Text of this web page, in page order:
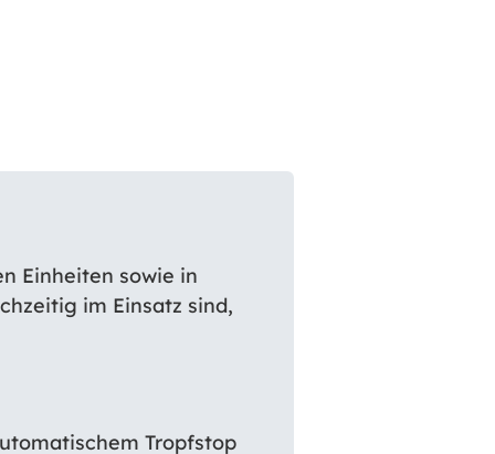
Einheiten sowie in
im Einsatz sind,
Tropfstop